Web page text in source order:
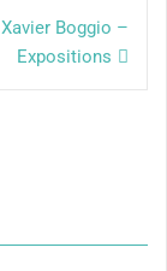
Xavier Boggio –
Expositions